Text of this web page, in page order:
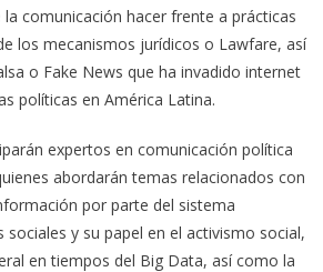
comunicación hacer frente a prácticas
los mecanismos jurídicos o Lawfare, así
o Fake News que ha invadido internet
políticas en América Latina.
expertos en comunicación política
abordarán temas relacionados con
por parte del sistema
sociales y su papel en el activismo social,
en tiempos del Big Data, así como la